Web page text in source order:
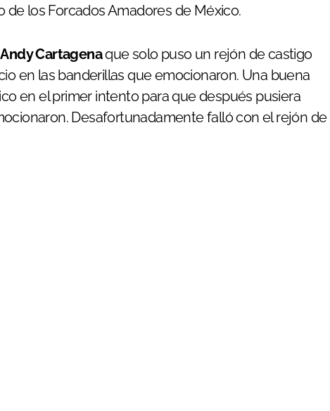
los Forcados Amadores de México.
Andy Cartagenaque solo puso un rejón de castigo
en las banderillas que emocionaron. Una buena
en el primer intento para que después pusiera
Desafortunadamente falló con el rejón de